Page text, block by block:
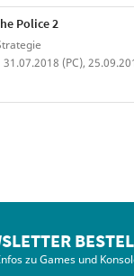
Police 2
31.07.2018 (PC),
zu Games und